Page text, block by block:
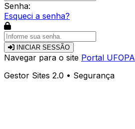
Senha:
Esqueci a senha?
INICIAR SESSÃO
Navegar para o site Portal UFOPA
Gestor Sites 2.0 • Segurança